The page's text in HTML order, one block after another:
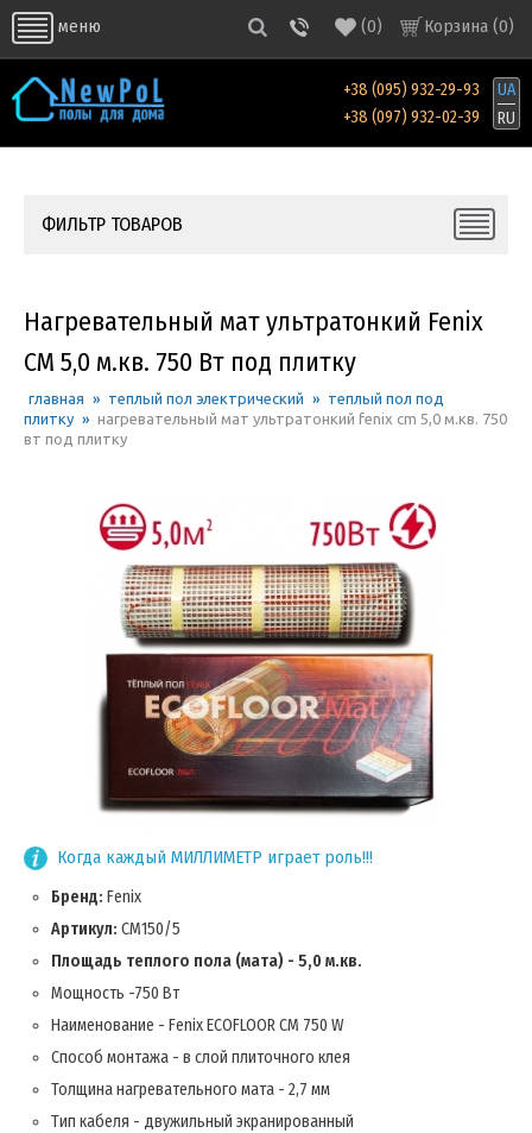
меню Корзина (0)
(0)
+38 (095) 932-29-93
+38 (097) 932-02-39
UA
RU
ФИЛЬТР ТОВАРОВ
Нагревательный мат ультратонкий Fenix
CM 5,0 м.кв. 750 Вт под плитку
главная » теплый пол электрический » теплый пол под
плитку » нагревательный мат ультратонкий fenix cm 5,0 м.кв. 750
вт под плитку
Когда каждый МИЛЛИМЕТР играет роль!!!
Бренд: Fenix
Артикул: CM150/5
Площадь теплого пола (мата) - 5,0 м.кв.
Мощность -750 Вт
Наименование - Fenix ECOFLOOR CM 750 W
Способ монтажа - в слой плиточного клея
Толщина нагревательного мата - 2,7 мм
Тип кабеля - двужильный экранированный